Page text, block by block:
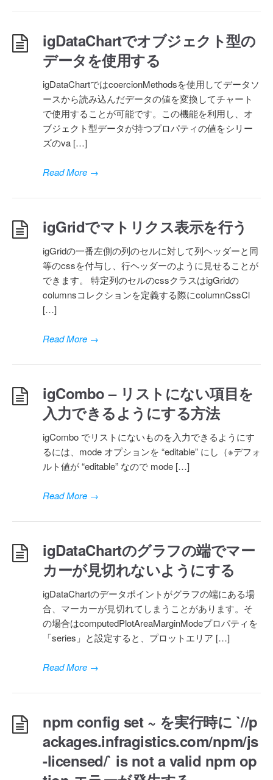
igDataChartでオブジェクト型の
データを使用する
igDataChartではcoercionMethodsを使用してデータソ
ースから読み込んだデータの値を変換してチャート
で使用することが可能です。この機能を利用し、オ
ブジェクト型データが持つプロパティの値をシリー
ズのva […]
Read More →
igGridでマトリクス表示を行う
igGridの一番左側の列のセルに対して列ヘッダーと同
等のcssを付与し、行ヘッダーのように見せることが
できます。 特定列のセルのcssクラスはigGridの
columnsコレクションを定義する際にcolumnCssCl
[…]
Read More →
igCombo – リストにない項目を
入力できるようにする方法
igCombo でリストにないものを入力できるようにす
るには、mode オプションを “editable” にし（※デフォ
ルト値が “editable” なので mode […]
Read More →
igDataChartのグラフの端でマー
カーが見切れないようにする
igDataChartのデータポイントがグラフの端にある場
合、マーカーが見切れてしまうことがあります。そ
の場合はcomputedPlotAreaMarginModeプロパティを
「series」と設定すると、プロットエリア […]
Read More →
npm config set ~ を実行時に `//p
ackages.infragistics.com/npm/js
-licensed/` is not a valid npm op